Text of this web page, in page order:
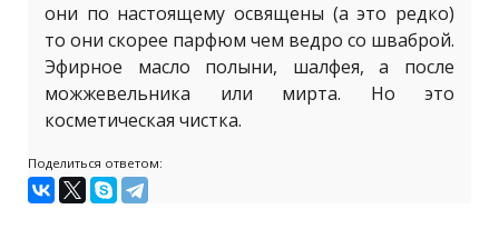
они по настоящему освящены (а это редко)
то они скорее парфюм чем ведро со шваброй.
Эфирное масло полыни, шалфея, а после
можжевельника или мирта. Но это
косметическая чистка.
Поделиться ответом: